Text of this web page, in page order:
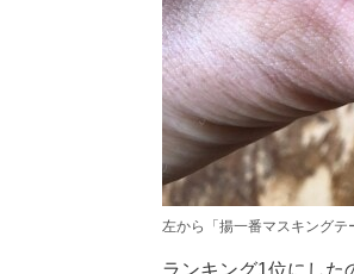
左から「揚一番マスキングテ
ランキング1位にした